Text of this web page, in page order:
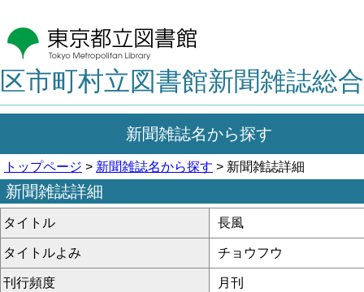
区市町村立図書館新聞雑誌総
新聞雑誌名から探す
トップページ > 新聞雑誌名から探す > 新聞雑誌詳細
新聞雑誌詳細
タイトル 長風
タイトルよみ チョウフウ
刊行頻度 月刊